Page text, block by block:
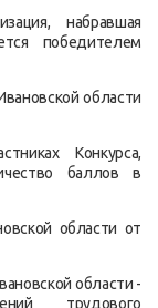
набравшая
победителем
области
Конкурса,
баллов в
области от
области -
трудового